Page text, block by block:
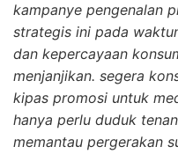
kampanye pengenalan
strategis ini pada
dan kepercayaan
menjanjikan. segera
kipas promosi untuk
hanya perlu duduk
memantau pergerakan